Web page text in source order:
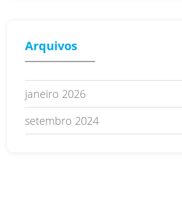
Arquivos
janeiro 2026
setembro 2024